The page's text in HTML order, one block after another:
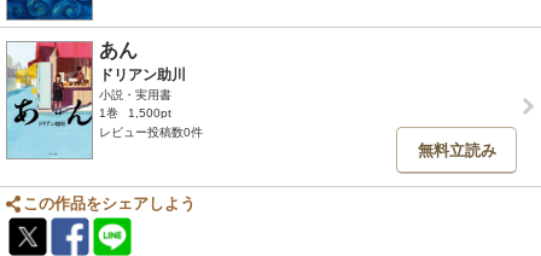
あん
ドリアン助川
小説・実用書
1巻
1,500pt
レビュー投稿数0件
無料立読み
この作品をシェアしよう